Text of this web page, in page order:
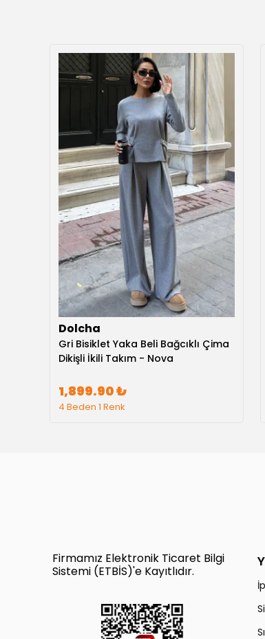
Dolcha
Gri Bisiklet Yaka Beli Bağcıklı Çima
Dikişli İkili Takım - Nova
1,899.90 ₺
4 Beden 1 Renk
Firmamız Elektronik Ticaret Bilgi
Sistemi (ETBİS)'e Kayıtlıdır.